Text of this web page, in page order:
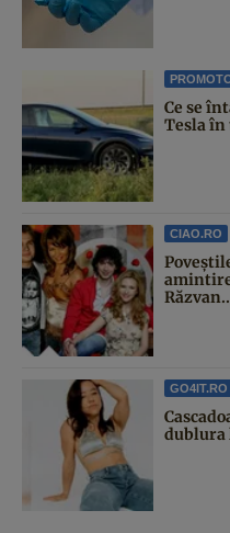
Ce se
Tesla în
CIAO.RO
GO4IT.RO
dublura